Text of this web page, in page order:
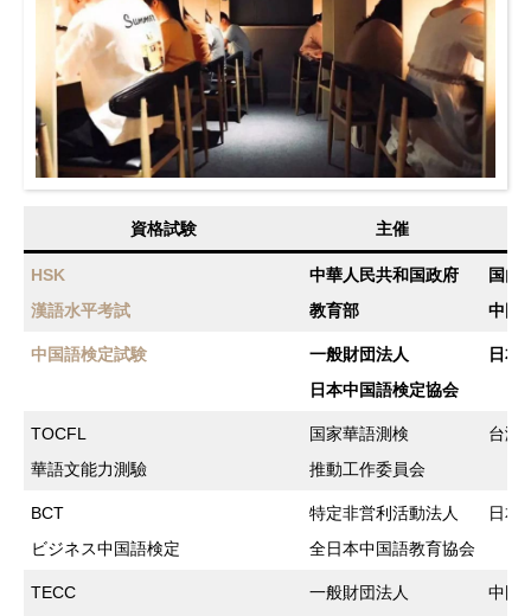
資格試験 主催
HSK
漢語水平考試
中華人民共和国政府
教育部
国内
中国
中国語検定試験
一般財団法人
日本中国語検定協会
日本
TOCFL
華語文能力測驗
国家華語測検
推動工作委員会
台湾
BCT
ビジネス中国語検定
特定非営利活動法人
全日本中国語教育協会
日本
TECC
一般財団法人
中国